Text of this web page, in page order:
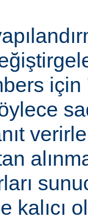
kalıcı